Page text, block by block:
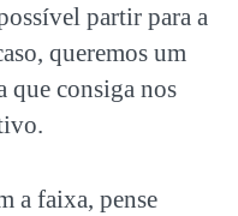
partir para a
queremos um
que consiga nos
a faixa, pense